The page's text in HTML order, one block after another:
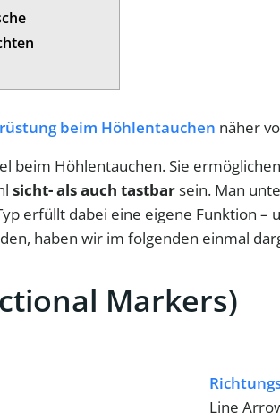
beim Höhlentauchen näher
beim Höhlentauchen. Sie
sicht- als auch tastbarsein. Man
erfüllt dabei eine eigene Funktion
haben wir im folgenden einmal
Markers)
Line